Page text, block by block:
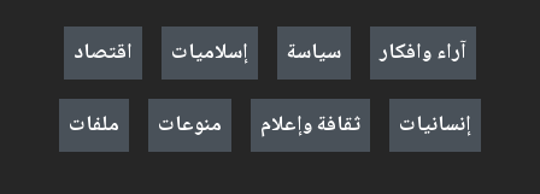
آراء وافكار
سياسة إسلاميات
اقتصاد
إنسانيات
ثقافة وإعلام منوعات ملفات